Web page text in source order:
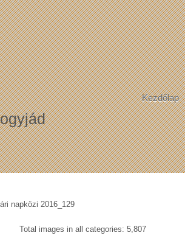
Kezdőlap
napközi 2016_129
Total images in all categories: 5,807